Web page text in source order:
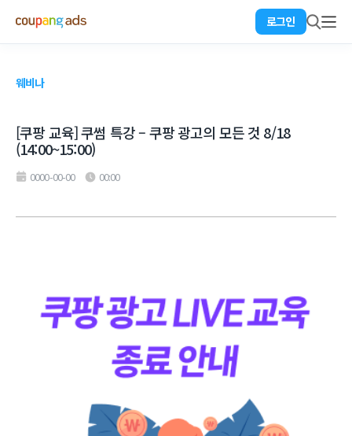
로그인
웨비나
[쿠팡 교육] 쿠썸 특강 – 쿠팡 광고의 모든 것 8/18
(14:00~15:00)
0000-00-00 00:00